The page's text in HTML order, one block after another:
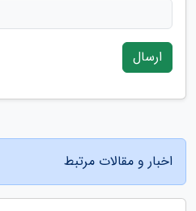
ارسال
اخبار و مقالات مرتبط